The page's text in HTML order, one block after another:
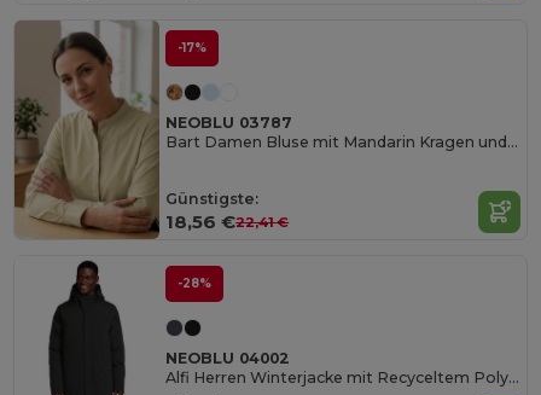
-17%
NEOBLU 03787
Bart Damen Bluse mit Mandarin Kragen und Verdeckter Knopfleiste
Günstigste:
18,56 €22,41 €
-28%
NEOBLU 04002
Alfi Herren Winterjacke mit Recyceltem Polyester